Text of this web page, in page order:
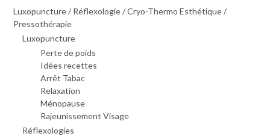
Luxopuncture / Réflexologie / Cryo-Thermo Esthétique /
Pressothérapie
Luxopuncture
Perte de poids
Idées recettes
Arrêt Tabac
Relaxation
Ménopause
Rajeunissement Visage
Réflexologies